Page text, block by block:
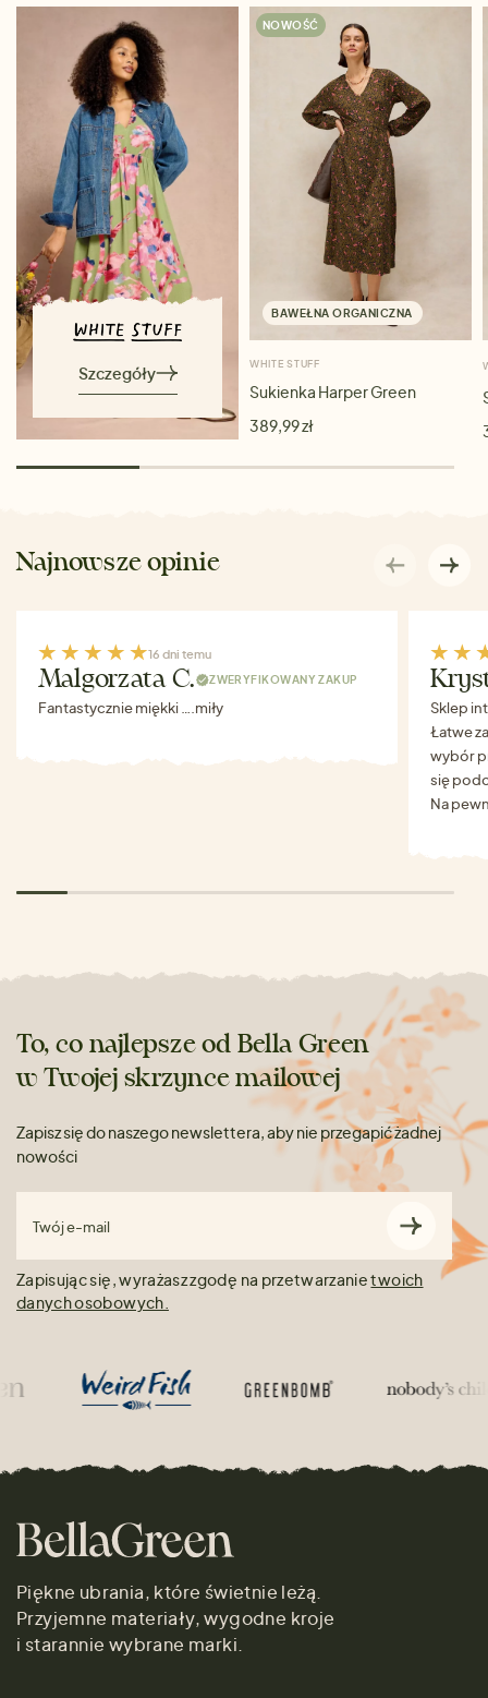
Szczegóły
NOWOŚĆ
BAWEŁNA ORGANICZNA
WHITE STUFF
Sukienka Harper Green
389,99 zł
Najnowsze opinie
16 dni temu
Malgorzata C. ZWERYFIKOWANY ZAKUP
Fantastycznie miękki ….miły
Sklep
Łatwe
wybór
się
Na
To, co najlepsze od Bella Green
w Twojej skrzynce mailowej
Zapisz się do naszego newslettera, aby nie przegapić żadnej
nowości
Twój e-mail
Zapisując się, wyrażasz zgodę na przetwarzanietwoich
danych osobowych.
Piękne ubrania, które świetnie leżą.
Przyjemne materiały, wygodne kroje
i starannie wybrane marki.